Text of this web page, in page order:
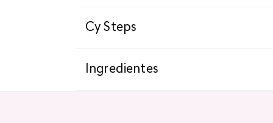
Cy Steps
Ingredientes